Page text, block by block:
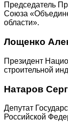
Председатель
Союза
области».
Лощенко
Президент
строительной
Натаров
Депутат
Российской